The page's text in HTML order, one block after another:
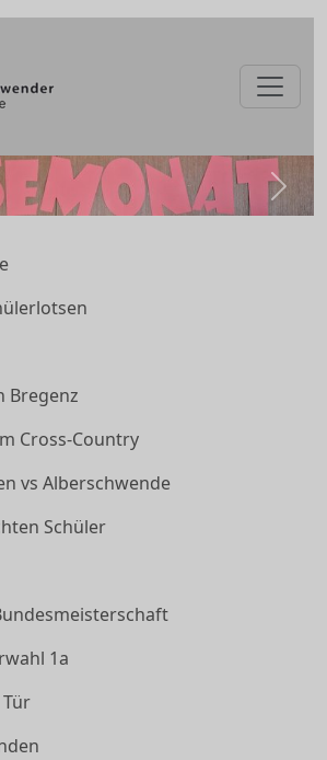
Bregenz
Cross-Country
vs Alberschwende
Schüler
1a